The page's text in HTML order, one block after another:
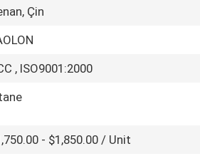
Çin
, ISO9001:2000
- $1,850.00 / Unit